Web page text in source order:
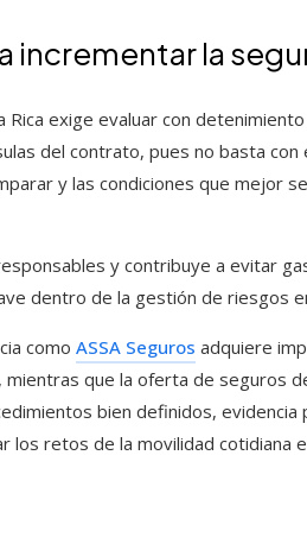
incrementar la
exige evaluar con detenimiento
del contrato, pues no basta con
y las condiciones que mejor
y contribuye a evitar
dentro de la gestión de riesgos
como ASSA Seguros adquiere
que la oferta de seguros
bien definidos, evidencia
los retos de la movilidad cotidiana